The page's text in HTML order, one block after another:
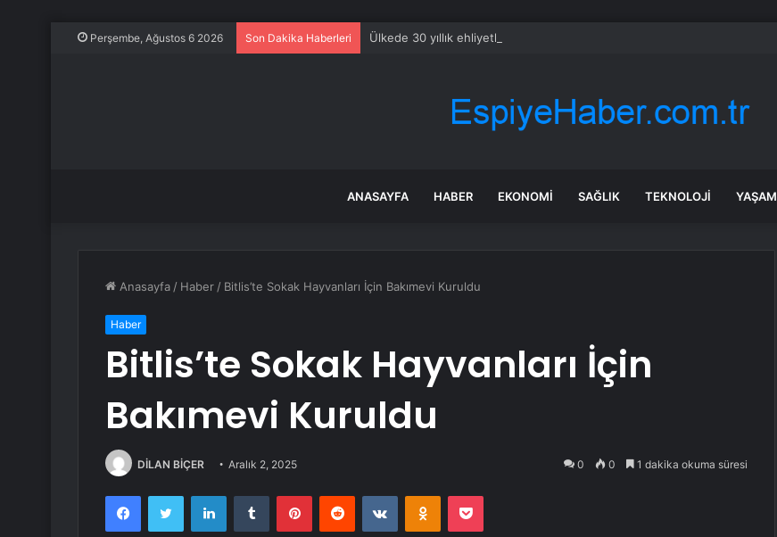
Perşembe, Ağustos 6 2026 Son Dakika Haberleri Ülkede 30 yıllık ehliyetler iptal edildi
ANASAYFA HABER EKONOMI SAĞLIK TEKNOLOJI YAŞAM
Anasayfa / Haber / Bitlis’te Sokak Hayvanları İçin Bakımevi Kuruldu
Haber
Bitlis’te Sokak Hayvanları İçin
Bakımevi Kuruldu
DİLAN BİÇER Aralık 2, 2025 0 0 1 dakika okuma süresi
FacebookTwitter LinkedInTumblr PinterestReddit VKontakteOdnoklassniki
Pocket